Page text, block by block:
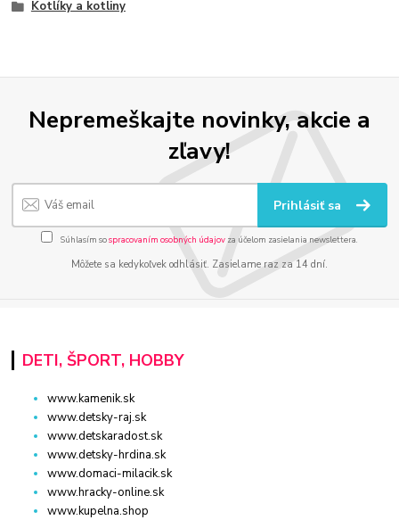
Kotlíky a kotliny
Nepremeškajte novinky, akcie a
zľavy!
Prihlásiť sa
Súhlasím sospracovaním osobných údajov za účelom zasielania newslettera.
Môžete sa kedykoľvek odhlásiť. Zasielame raz za 14 dní.
DETI, ŠPORT, HOBBY
www.kamenik.sk
www.detsky-raj.sk
www.detskaradost.sk
www.detsky-hrdina.sk
www.domaci-milacik.sk
www.hracky-online.sk
www.kupelna.shop